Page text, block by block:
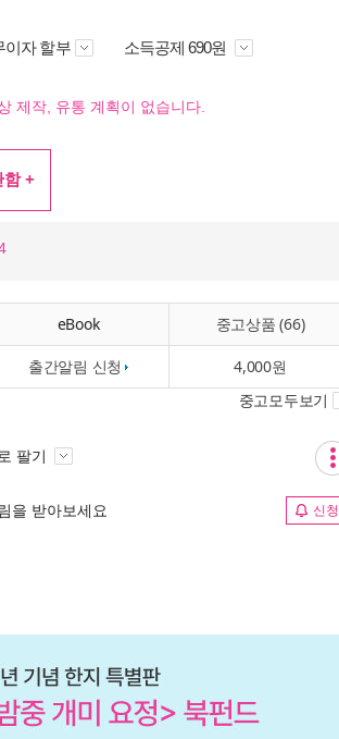
이자 할부 소득공제 690원
제작, 유통 계획이 없습니다.
함 +
eBook 중고상품 (66)
출간알림 신청 4,000원
중고모두보기
팔기
을 받아보세요 신청